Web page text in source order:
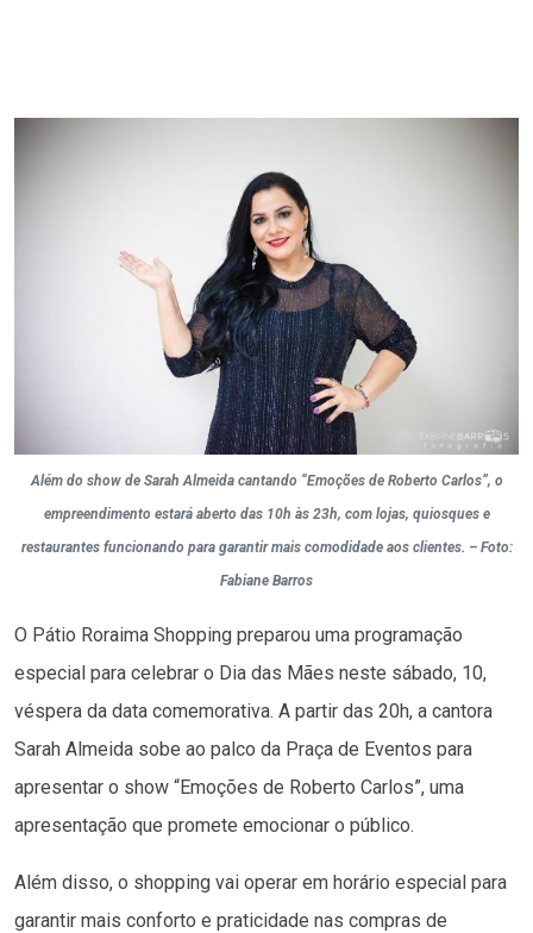
Além do show de Sarah Almeida cantando “Emoções de Roberto Carlos”, o
empreendimento estará aberto das 10h às 23h, com lojas, quiosques e
restaurantes funcionando para garantir mais comodidade aos clientes. – Foto:
Fabiane Barros
O Pátio Roraima Shopping preparou uma programação
especial para celebrar o Dia das Mães neste sábado, 10,
véspera da data comemorativa. A partir das 20h, a cantora
Sarah Almeida sobe ao palco da Praça de Eventos para
apresentar o show “Emoções de Roberto Carlos”, uma
apresentação que promete emocionar o público.
Além disso, o shopping vai operar em horário especial para
garantir mais conforto e praticidade nas compras de